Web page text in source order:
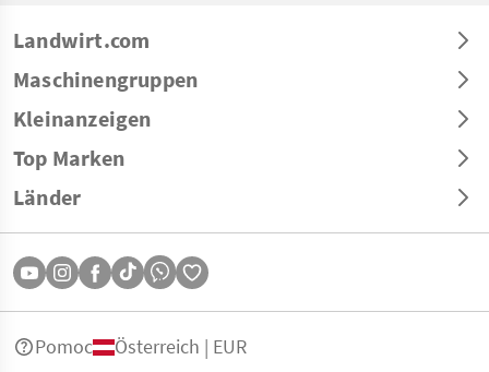
Landwirt.com
Maschinengruppen
Kleinanzeigen
Top Marken
Länder
Pomoc Österreich | EUR